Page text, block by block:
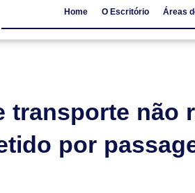
Home O Escritório Áreas
transporte não
por